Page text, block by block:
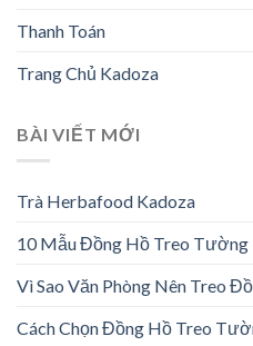
Thanh Toán
Trang Chủ Kadoza
BÀI VIẾT MỚI
Trà Herbafood Kadoza
10 Mẫu Đồng Hồ Treo Tường
Vì Sao Văn Phòng Nên Treo
Cách Chọn Đồng Hồ Treo